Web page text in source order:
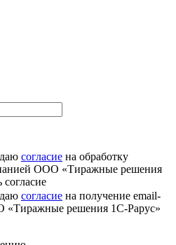
согласие на обработку
ООО «Тиражные решения
согласие на получение email-
«Тиражные решения 1С-Рарус»